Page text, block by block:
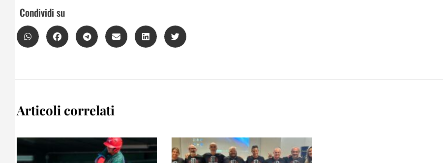
Condividi su
Articoli correlati